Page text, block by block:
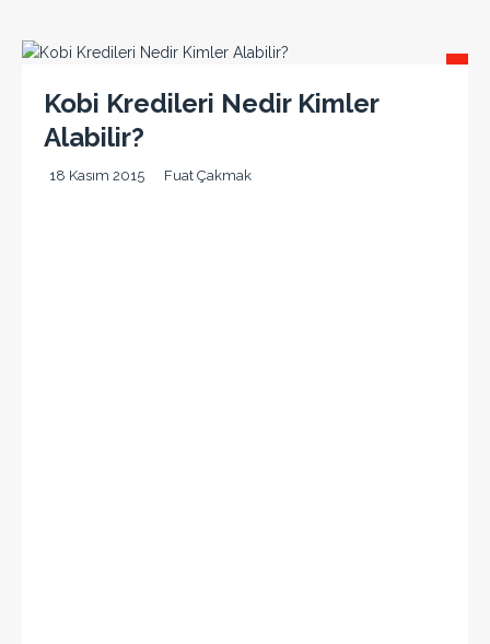
Kobi Kredileri Nedir Kimler
Alabilir?
18 Kasım 2015 Fuat Çakmak